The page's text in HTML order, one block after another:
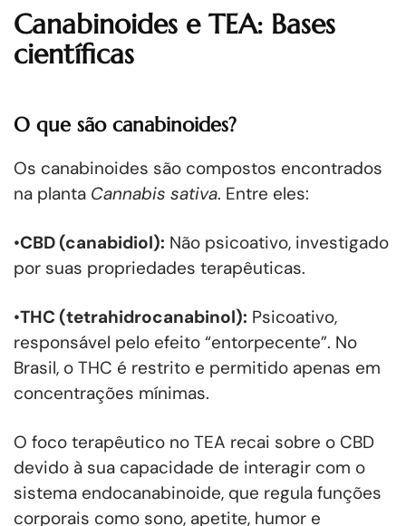
Canabinoides e TEA: Bases
científicas
O que são canabinoides?
Os canabinoides são compostos encontrados
na planta Cannabis sativa. Entre eles:
•CBD (canabidiol): Não psicoativo, investigado
por suas propriedades terapêuticas.
•THC (tetrahidrocanabinol): Psicoativo,
responsável pelo efeito “entorpecente”. No
Brasil, o THC é restrito e permitido apenas em
concentrações mínimas.
O foco terapêutico no TEA recai sobre o CBD
devido à sua capacidade de interagir com o
sistema endocanabinoide, que regula funções
corporais como sono, apetite, humor e